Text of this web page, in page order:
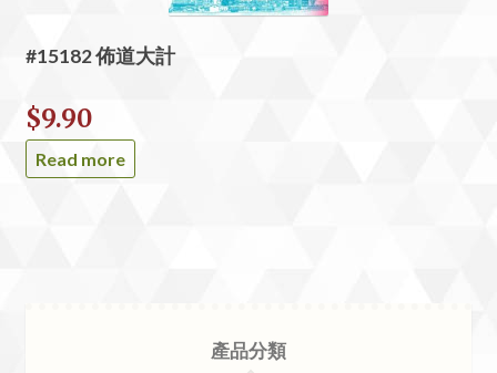
#15182 佈道大計
$9.90
Read more
產品分類